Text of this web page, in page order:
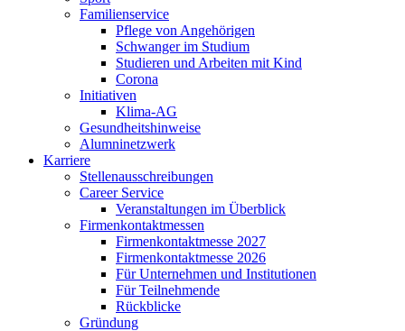
Familienservice
Pflege von Angehörigen
Schwanger im Studium
Studieren und Arbeiten mit Kind
Corona
Initiativen
Klima-AG
Gesundheitshinweise
Alumninetzwerk
Karriere
Stellenausschreibungen
Career Service
Veranstaltungen im Überblick
Firmenkontaktmessen
Firmenkontaktmesse 2027
Firmenkontaktmesse 2026
Für Unternehmen und Institutionen
Für Teilnehmende
Rückblicke
Gründung